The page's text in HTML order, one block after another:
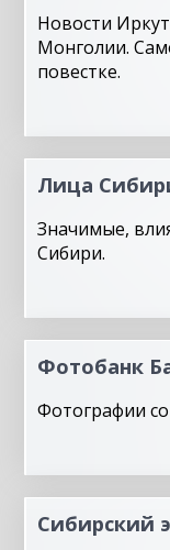
Новости
Монголии.
повестке.
Лица
Значимые,
Сибири.
Фотобанк
Фотографии со
Сибирский